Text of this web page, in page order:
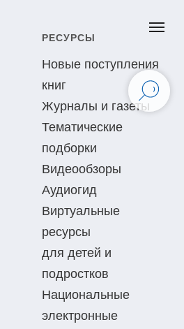
РЕСУРСЫ
Новые поступления
книг
Журналы и газеты
Тематические
подборки
Видеообзоры
Аудиогид
Виртуальные
ресурсы
для детей и
подростков
Национальные
электронные